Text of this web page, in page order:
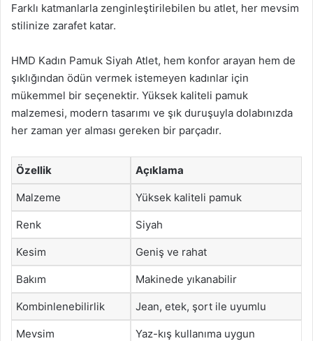
Farklı katmanlarla zenginleştirilebilen bu atlet, her mevsim
stilinize zarafet katar.
HMD Kadın Pamuk Siyah Atlet, hem konfor arayan hem de
şıklığından ödün vermek istemeyen kadınlar için
mükemmel bir seçenektir. Yüksek kaliteli pamuk
malzemesi, modern tasarımı ve şık duruşuyla dolabınızda
her zaman yer alması gereken bir parçadır.
Özellik Açıklama
Malzeme Yüksek kaliteli pamuk
Renk Siyah
Kesim Geniş ve rahat
Bakım Makinede yıkanabilir
Kombinlenebilirlik Jean, etek, şort ile uyumlu
Mevsim Yaz-kış kullanıma uygun